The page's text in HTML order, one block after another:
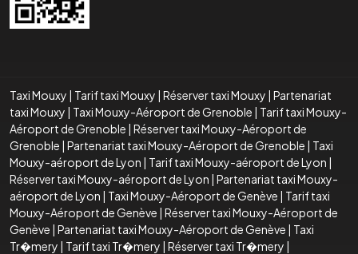
Taxi Mouxy | Tarif taxi Mouxy | Réserver taxi Mouxy | Partenariat
taxi Mouxy | Taxi Mouxy-Aéroport de Grenoble | Tarif taxi Mouxy-
Aéroport de Grenoble | Réserver taxi Mouxy-Aéroport de
Grenoble | Partenariat taxi Mouxy-Aéroport de Grenoble | Taxi
Mouxy-aéroport de Lyon | Tarif taxi Mouxy-aéroport de Lyon |
Réserver taxi Mouxy-aéroport de Lyon | Partenariat taxi Mouxy-
aéroport de Lyon | Taxi Mouxy-Aéroport de Genève | Tarif taxi
Mouxy-Aéroport de Genève | Réserver taxi Mouxy-Aéroport de
Genève | Partenariat taxi Mouxy-Aéroport de Genève | Taxi
Tr�mery | Tarif taxi Tr�mery | Réserver taxi Tr�mery |